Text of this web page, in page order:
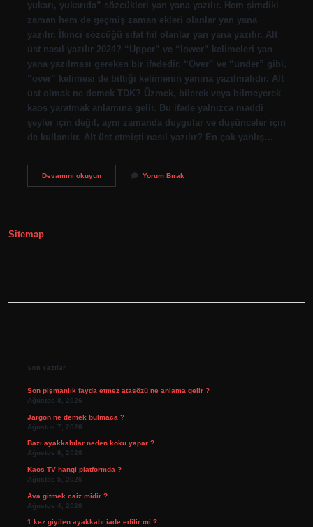
yukarı, yukarıda” sözcükleri yan yana yazılır. Hem şimdiki
zaman hem de geçmiş zaman ekleri olanlar yan yana
yazılır. İkinci sözcüğü sıfat fiil olanlar yan yana yazılır. Alt
üst nasıl yazılır 2024? “Upper” ve “lower” kelimeleri yan
yana yazılması gereken bir ifadedir. “Over” ve “under” gibi,
“over” kelimesi de bittiği kelimenin yanına yazılmalıdır. Alt
üst olmak ne demek TDK? Üzmek, bilerek veya bilmeyerek
kaos yaratmak anlamına gelir. Bu ifade yalnızca maddi
şeyler için değil, aynı zamanda duygular ve düşünceler için
de kullanılır. Alt üst etmişti nasıl yazılır? En çok yanlış…
Devamını okuyunAlt
Yorum Bırak
Sitemap
Son Yazılar
Son pişmanlık fayda etmez atasözü ne anlama gelir ?
Ağustos 8, 2026
Jargon ne demek bulmaca ?
Ağustos 7, 2026
Bazı ayakkabılar neden koku yapar ?
Ağustos 6, 2026
Kaos TV hangi platformda ?
Ağustos 5, 2026
Ava gitmek caiz midir ?
Ağustos 4, 2026
1 kez giyilen ayakkabı iade edilir mi ?